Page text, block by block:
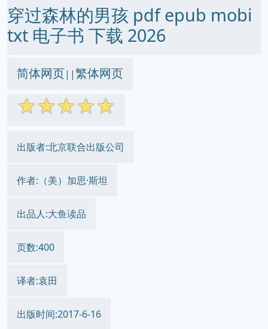
穿过森林的男孩 pdf epub mobi
txt 电子书 下载 2026
简体网页||繁体网页
☆☆☆☆☆
出版者:北京联合出版公司
作者:（美）加思·斯坦
出品人:大鱼读品
页数:400
译者:袁田
出版时间:2017-6-16